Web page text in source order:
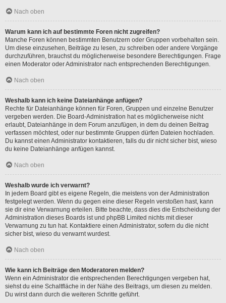
Nach oben
Warum kann ich auf bestimmte Foren nicht zugreifen?
Manche Foren können bestimmten Benutzern oder Gruppen vorbehalten sein.
Um diese einzusehen, Beiträge zu lesen, zu schreiben oder andere Vorgänge
durchzuführen, brauchst du möglicherweise besondere Berechtigungen. Frage
einen Moderator oder Administrator nach entsprechenden Berechtigungen.
Nach oben
Weshalb kann ich keine Dateianhänge anfügen?
Rechte für Dateianhänge können für Foren, Gruppen und einzelne Benutzer
vergeben werden. Die Board-Administration hat es möglicherweise nicht
erlaubt, Dateianhänge in dem Forum anzufügen, in dem du deinen Beitrag
verfassen möchtest, oder nur bestimmte Gruppen dürfen Dateien hochladen.
Du kannst einen Administrator kontaktieren, falls du dir nicht sicher bist, wieso
du keine Dateianhänge anfügen kannst.
Nach oben
Weshalb wurde ich verwarnt?
In jedem Board gibt es eigene Regeln, die meistens von der Administration
festgelegt werden. Wenn du gegen eine dieser Regeln verstoßen hast, kann
sie dir eine Verwarnung erteilen. Bitte beachte, dass dies die Entscheidung der
Administration dieses Boards ist und phpBB Limited nichts mit dieser
Verwarnung zu tun hat. Kontaktiere einen Administrator, sofern du die nicht
sicher bist, wieso du verwarnt wurdest.
Nach oben
Wie kann ich Beiträge den Moderatoren melden?
Wenn ein Administrator die entsprechenden Berechtigungen vergeben hat,
siehst du eine Schaltfläche in der Nähe des Beitrags, um diesen zu melden.
Du wirst dann durch die weiteren Schritte geführt.